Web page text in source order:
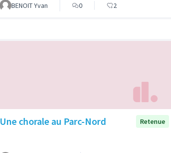
BENOIT Yvan 0 2
Une chorale au Parc-Nord Retenue